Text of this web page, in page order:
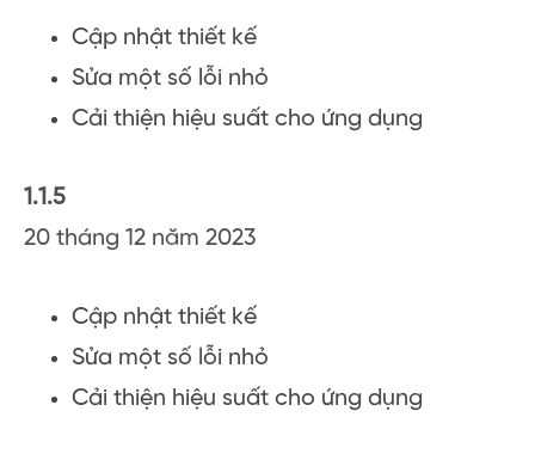
Cập nhật thiết kế
Sửa một số lỗi nhỏ
Cải thiện hiệu suất cho ứng dụng
1.1.5
20 tháng 12 năm 2023
Cập nhật thiết kế
Sửa một số lỗi nhỏ
Cải thiện hiệu suất cho ứng dụng